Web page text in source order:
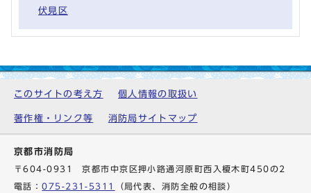
伏見区
このサイトの考え方 個人情報の取扱い
著作権・リンク等 消防局サイトマップ
京都市消防局
〒604-0931 京都市中京区押小路通河原町西入榎木町450の2
電話：075-231-5311 （局代表、消防全般の相談）